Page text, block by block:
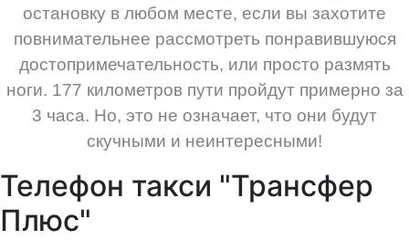
остановку в любом месте, если вы захотите
повнимательнее рассмотреть понравившуюся
достопримечательность, или просто размять
ноги. 177 километров пути пройдут примерно за
3 часа. Но, это не означает, что они будут
скучными и неинтересными!
Телефон такси "Трансфер
Плюс"